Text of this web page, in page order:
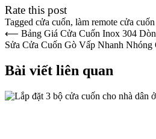
Rate this post
Tagged cửa cuốn, làm remote cửa cuốn
Điều
hướng
bài
⟵ Bảng Giá Cửa Cuốn Inox 304
Sửa Cửa Cuốn Gò Vấp Nhanh
Bài viết liên quan